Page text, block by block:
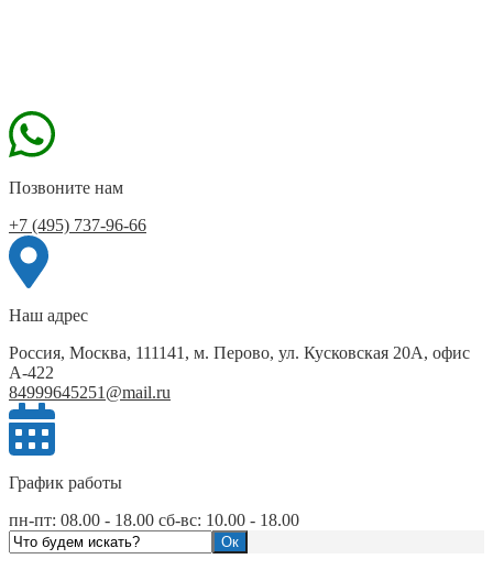
Позвоните нам
+7 (495) 737-96-66
Наш адрес
Россия, Москва, 111141, м. Перово, ул. Кусковская 20А, офис
А-422
84999645251@mail.ru
График работы
пн-пт: 08.00 - 18.00 сб-вс: 10.00 - 18.00